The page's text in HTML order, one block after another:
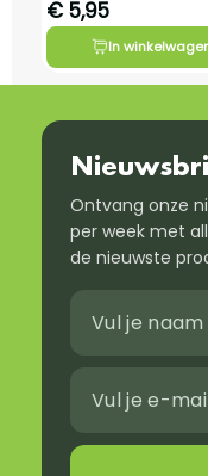
€ 5,95
In
Ontvang onze
per week met
de nieuwste